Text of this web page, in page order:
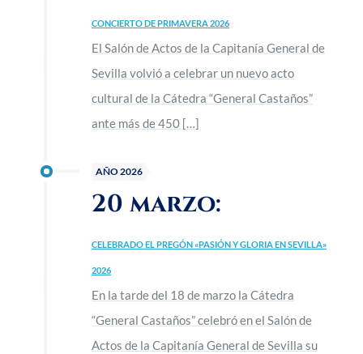
CONCIERTO DE PRIMAVERA 2026
El Salón de Actos de la Capitanía General de
Sevilla volvió a celebrar un nuevo acto
cultural de la Cátedra “General Castaños”
ante más de 450 […]
AÑO 2026
20 marzo:
CELEBRADO EL PREGÓN «PASIÓN Y GLORIA EN SEVILLA»
2026
En la tarde del 18 de marzo la Cátedra
“General Castaños” celebró en el Salón de
Actos de la Capitanía General de Sevilla su